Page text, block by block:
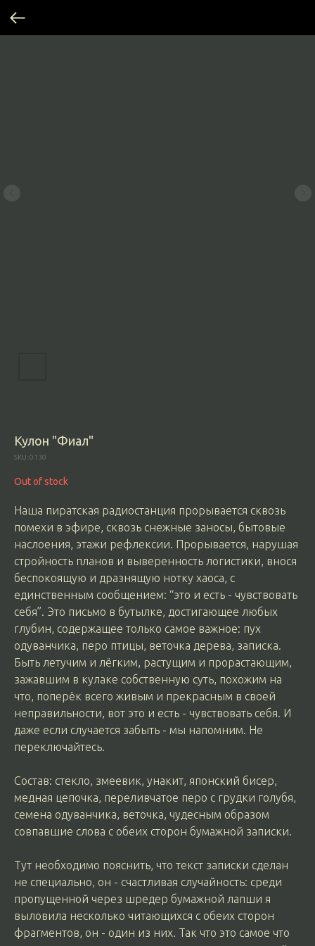
Кулон "Фиал"
SKU:0130
Out of stock
Наша пиратская радиостанция прорывается сквозь
помехи в эфире, сквозь снежные заносы, бытовые
наслоения, этажи рефлексии. Прорывается, нарушая
стройность планов и выверенность логистики, внося
беспокоящую и дразнящую нотку хаоса, с
единственным сообщением: “это и есть - чувствовать
себя”. Это письмо в бутылке, достигающее любых
глубин, содержащее только самое важное: пух
одуванчика, перо птицы, веточка дерева, записка.
Быть летучим и лёгким, растущим и прорастающим,
зажавшим в кулаке собственную суть, похожим на
что, поперёк всего живым и прекрасным в своей
неправильности, вот это и есть - чувствовать себя. И
даже если случается забыть - мы напомним. Не
переключайтесь.
Состав: стекло, змеевик, унакит, японский бисер,
медная цепочка, переливчатое перо с грудки голубя,
семена одуванчика, веточка, чудесным образом
совпавшие слова с обеих сторон бумажной записки.
Тут необходимо пояснить, что текст записки сделан
не специально, он - счастливая случайность: среди
пропущенной через шредер бумажной лапши я
выловила несколько читающихся с обеих сторон
фрагментов, он - один из них. Так что это самое что